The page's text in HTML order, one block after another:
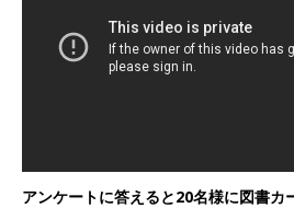
アンケートに答えると20名様に図書カ